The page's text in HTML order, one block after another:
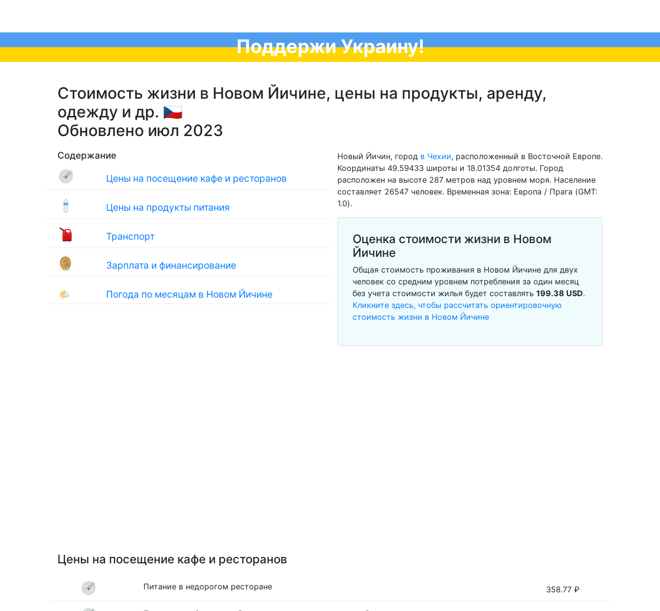
Поддержи Украину!
Стоимость жизни в Новом Йичине, цены на продукты, аренду,
одежду и др. 🇨🇿
Обновлено июл 2023
Содержание
Цены на посещение кафе и ресторанов
Цены на продукты питания
Транспорт
Зарплата и финансирование
🌤 Погода по месяцам в Новом Йичине
Новый Йичин, город в Чехии, расположенный в Восточной Европе.
Координаты 49.59433 широты и 18.01354 долготы. Город
расположен на высоте 287 метров над уровнем моря. Население
составляет 26547 человек. Временная зона: Европа / Прага (GMT:
1.0).
Оценка стоимости жизни в Новом
Йичине
Общая стоимость проживания в Новом Йичине для двух
человек со средним уровнем потребления за один месяц
без учета стоимости жилья будет составлять 199.38 USD.
Кликните здесь, чтобы рассчитать ориентировочную
стоимость жизни в Новом Йичине
Цены на посещение кафе и ресторанов
Питание в недорогом ресторане 358.77 ₽